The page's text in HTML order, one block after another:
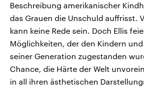
Beschreibung amerikanischer
das Grauen die Unschuld auffrisst.
kann keine Rede sein. Doch Ellis
Möglichkeiten, der den Kindern
seiner Generation zugestanden
Chance, die Härte der Welt
in all ihren ästhetischen